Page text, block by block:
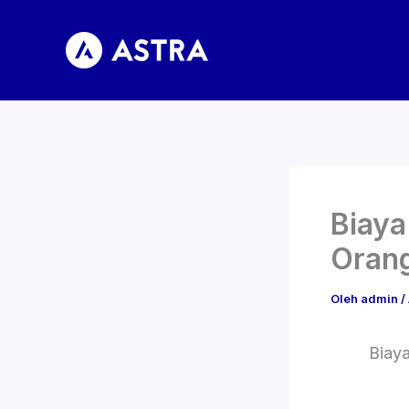
Oleh admin /